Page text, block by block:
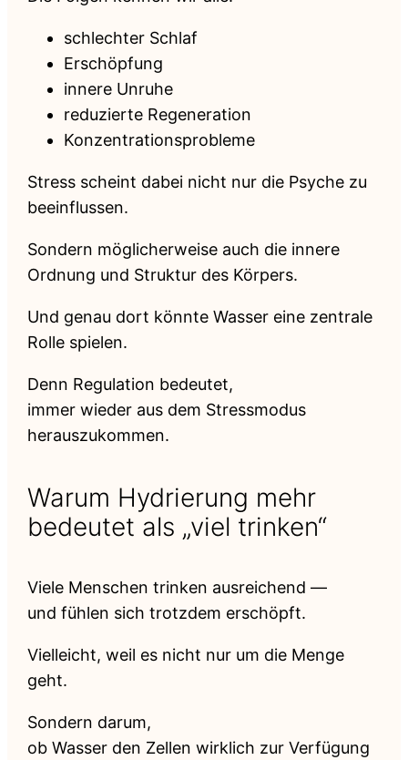
schlechter Schlaf
Erschöpfung
innere Unruhe
reduzierte Regeneration
Konzentrationsprobleme
Stress scheint dabei nicht nur die Psyche zu
beeinflussen.
Sondern möglicherweise auch die innere
Ordnung und Struktur des Körpers.
Und genau dort könnte Wasser eine zentrale
Rolle spielen.
Denn Regulation bedeutet,
immer wieder aus dem Stressmodus
herauszukommen.
Warum Hydrierung mehr
bedeutet als „viel trinken“
Viele Menschen trinken ausreichend —
und fühlen sich trotzdem erschöpft.
Vielleicht, weil es nicht nur um die Menge
geht.
Sondern darum,
ob Wasser den Zellen wirklich zur Verfügung